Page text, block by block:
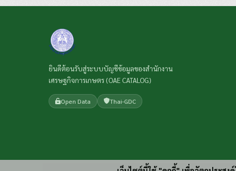
ยินดีต้อนรับสู่ระบบบัญชีข้อมูลของสำนักงาน
เศรษฐกิจการเกษตร (OAE CATALOG)
Open Data Thai-GDC